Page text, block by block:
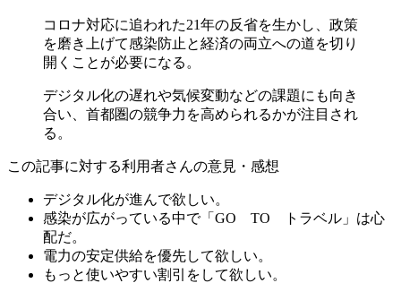
コロナ対応に追われた21年の反省を生かし、政策
を磨き上げて感染防止と経済の両立への道を切り
開くことが必要になる。
デジタル化の遅れや気候変動などの課題にも向き
合い、首都圏の競争力を高められるかが注目され
る。
この記事に対する利用者さんの意見・感想
デジタル化が進んで欲しい。
感染が広がっている中で「GO TO トラベル」は心
配だ。
電力の安定供給を優先して欲しい。
もっと使いやすい割引をして欲しい。